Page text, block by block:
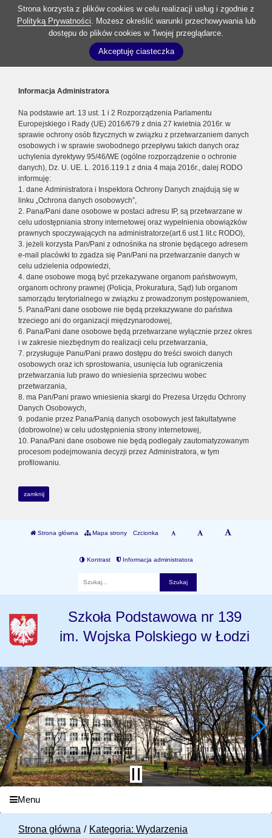
Strona korzysta z plików cookies w celu realizacji usług i zgodnie z
Polityką Prywatności. Możesz określić warunki przechowywania lub
dostępu do plików cookies w Twojej przeglądarce.
Akceptuję ciasteczka
Informacja Administratora
Na podstawie art. 13 ust. 1 i 2 Rozporządzenia Parlamentu
Europejskiego i Rady (UE) 2016/679 z dnia 27 kwietnia 2016r. w
sprawie ochrony osób fizycznych w związku z przetwarzaniem danych
osobowych i w sprawie swobodnego przepływu takich danych oraz
uchylenia dyrektywy 95/46/WE (ogólne rozporządzenie o ochronie
danych), Dz. U. UE. L. 2016.119.1 z dnia 4 maja 2016r., dalej RODO
informuję:
1. dane Administratora i Inspektora Ochrony Danych znajdują się w
linku „Ochrona danych osobowych”,
2. Pana/Pani dane osobowe w postaci adresu IP, są przetwarzane w
celu udostępniania strony internetowej oraz wypełnienia obowiązków
prawnych spoczywających na administratorze(art.6 ust.1 lit.c RODO),
3. jeżeli korzysta Pan/Pani z odnośnika na stronie będącego adresem
e-mail placówki to zgadza się Pan/Pani na przetwarzanie danych w
celu udzielenia odpowiedzi,
4. dane osobowe mogą być przekazywane organom państwowym,
organom ochrony prawnej (Policja, Prokuratura, Sąd) lub organom
samorządu terytorialnego w związku z prowadzonym postępowaniem,
5. Pana/Pani dane osobowe nie będą przekazywane do państwa
trzeciego ani do organizacji międzynarodowej,
6. Pana/Pani dane osobowe będą przetwarzane wyłącznie przez okres
i w zakresie niezbędnym do realizacji celu przetwarzania,
7. przysługuje Panu/Pani prawo dostępu do treści swoich danych
osobowych oraz ich sprostowania, usunięcia lub ograniczenia
przetwarzania lub prawo do wniesienia sprzeciwu wobec
przetwarzania,
8. ma Pan/Pani prawo wniesienia skargi do Prezesa Urzędu Ochrony
Danych Osobowych,
9. podanie przez Pana/Panią danych osobowych jest fakultatywne
(dobrowolne) w celu udostępnienia strony internetowej,
10. Pana/Pani dane osobowe nie będą podlegały zautomatyzowanym
procesom podejmowania decyzji przez Administratora, w tym
profilowaniu.
zamknij
Strona główna Mapa strony Czcionka
Kontrast Informacja administratora
Szkoła Podstawowa nr 139
im. Wojska Polskiego w Łodzi
Menu
Strona główna
Kategoria: Wydarzenia